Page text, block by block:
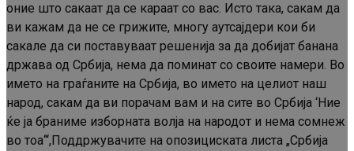
оние што сакаат да се караат со вас. Исто така, сакам да
ви кажам да не се грижите, многу аутсајдери кои би
сакале да си поставуваат решенија за да добијат банана
држава од Србија, нема да поминат со своите намери. Во
името на граѓаните на Србија, во името на целиот наш
народ, сакам да ви порачам вам и на сите во Србија ‘Ние
ќе ја браниме изборната волја на народот и нема сомнеж
во тоа‘“,Поддржувачите на опозициската листа „Србија